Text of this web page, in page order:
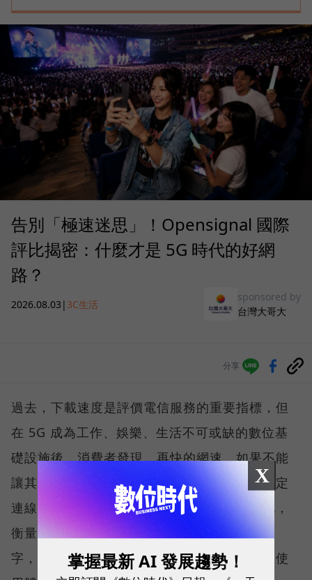
告別「極速迷思」！Opensignal 國際
評比揭密：什麼才是 5G 時代的好網
路？
2026.08.03 | 3C生活
sponsored by
台灣大哥大
分享
過去，下載速度是評價電信服務的重要指標，但
在 5G 成為工作、娛樂、生活不可或缺的數位基
礎設施後，消費者發現，再快的網速，如果不能
讓其在人潮聚集、高速移動或室內空間維持穩定
連線，即無法轉換成好的使用體驗，也因如此，
衡量「好網路」的標準，也逐漸從追求測速數
字，轉向任何時間、任何地點都能穩定連線的使
X
掌握最新 AI 發展趨勢！